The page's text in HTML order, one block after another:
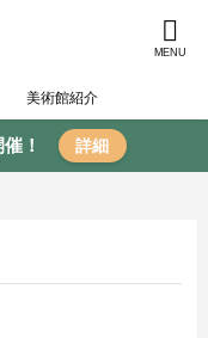
MENU
美術館紹介
！ 詳細